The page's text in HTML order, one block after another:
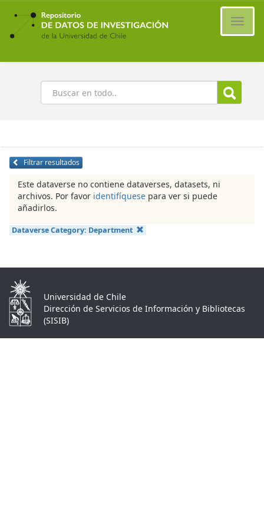
Ir
contenido
principal
Buscar
Filtrar resultados
Este dataverse no contiene dataverses, datasets, ni
archivos. Por favor identifíquese para ver si puede
añadirlos.
Dataverse Category: Department
Universidad de Chile
Dirección de Servicios de Información y Bibliotecas
(SISIB)